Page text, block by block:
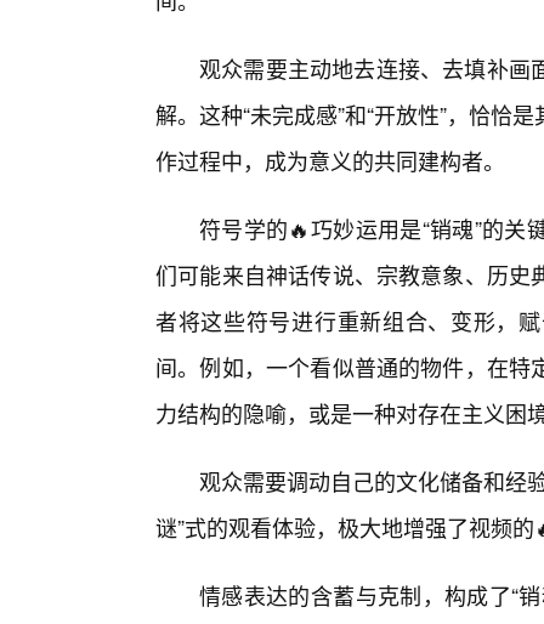
观众需要主动地去连接、去填补
解。这种“未完成感”和“开放性”，恰恰
作过程中，成为意义的共同建构者。
符号学的🔥巧妙运用是“销魂”的
们可能来自神话传说、宗教意象、历
者将这些符号进行重新组合、变形，
间。例如，一个看似普通的物件，在
力结构的隐喻，或是一种对存在主义困
观众需要调动自己的文化储备和经
谜”式的观看体验，极大地增强了视频
情感表达的含蓄与克制，构成了“